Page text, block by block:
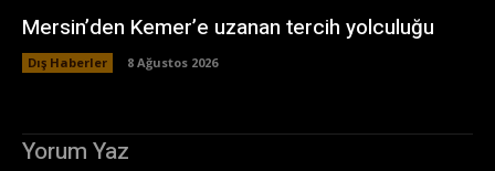
Mersin’den Kemer’e uzanan tercih yolculuğu
Dış Haberler 8 Ağustos 2026
Yorum Yaz